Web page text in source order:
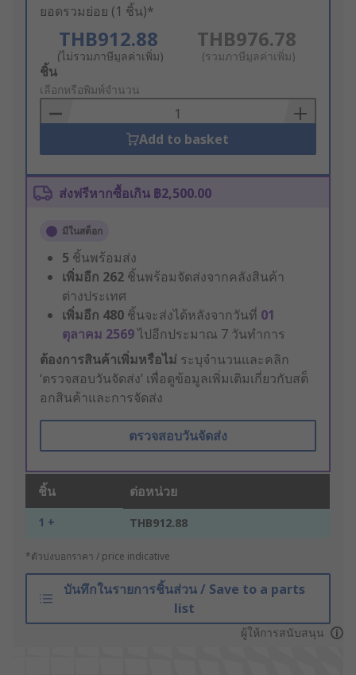
ยอดรวมย่อย (1 ชิ้น)*
THB912.88
(ไม่รวมภาษีมูลค่าเพิ่ม)
THB976.78
(รวมภาษีมูลค่าเพิ่ม)
Add
to
Basket
ชิ้น
เลือกหรือพิมพ์จำนวน
Add to basket
ส่งฟรีหากซื้อเกิน ฿2,500.00
มีในสต็อก
5 ชิ้นพร้อมส่ง
เพิ่มอีก 262 ชิ้นพร้อมจัดส่งจากคลังสินค้า
ต่างประเทศ
เพิ่มอีก 480 ชิ้นจะส่งได้หลังจากวันที่ 01
ตุลาคม 2569ไปอีกประมาณ 7 วันทำการ
ต้องการสินค้าเพิ่มหรือไม่ ระบุจำนวนและคลิก
‘ตรวจสอบวันจัดส่ง’ เพื่อดูข้อมูลเพิ่มเติมเกี่ยวกับสต็
อกสินค้าและการจัดส่ง
ตรวจสอบวันจัดส่ง
ชิ้น ต่อหน่วย
1 + THB912.88
*ตัวบ่งบอกราคา / price indicative
บันทึกในรายการชิ้นส่วน / Save to a parts
list
ผู้ให้การสนับสนุน